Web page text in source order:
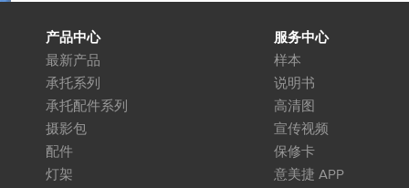
产品中心
最新产品
承托系列
承托配件系列
摄影包
配件
灯架
服务中心
样本
说明书
高清图
宣传视频
保修卡
意美捷 APP